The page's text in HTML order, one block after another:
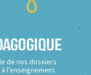
de nos dossiers
l’enseignement.